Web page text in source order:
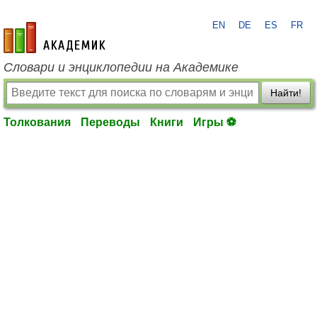
academic.ru
EN DE ES FR
Словари и энциклопедии на Академике
Найти!
Толкования Переводы Книги Игры ⚽